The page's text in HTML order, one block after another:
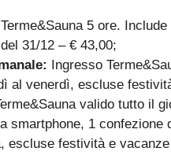
5 ore.
31/12 – € 43,00;
Ingresso
al venerdì, escluse
valido tutto il
smartphone, 1
escluse festività e